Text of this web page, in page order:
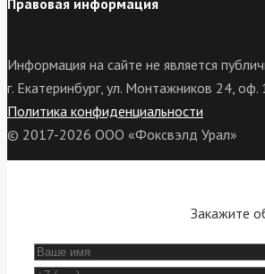
Правовая информация
Информация на сайте не является
г. Екатеринбург, ул. Монтажников 24, оф.
Политика конфиденциальности
© 2017-2026 ООО «Фоксвэлд Урал»
Закажите